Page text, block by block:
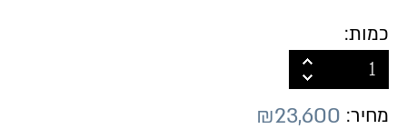
כמות:
מחיר: ₪23,600